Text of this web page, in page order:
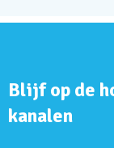
Blijf op de
kanalen